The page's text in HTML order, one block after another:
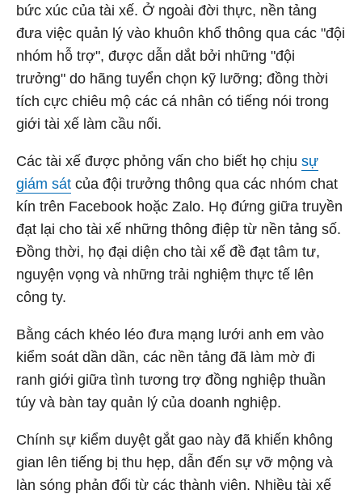
bức xúc của tài xế. Ở ngoài đời thực, nền tảng
đưa việc quản lý vào khuôn khổ thông qua các "đội
nhóm hỗ trợ", được dẫn dắt bởi những "đội
trưởng" do hãng tuyển chọn kỹ lưỡng; đồng thời
tích cực chiêu mộ các cá nhân có tiếng nói trong
giới tài xế làm cầu nối.
Các tài xế được phỏng vấn cho biết họ chịu sự
giám sát của đội trưởng thông qua các nhóm chat
kín trên Facebook hoặc Zalo. Họ đứng giữa truyền
đạt lại cho tài xế những thông điệp từ nền tảng số.
Đồng thời, họ đại diện cho tài xế đề đạt tâm tư,
nguyện vọng và những trải nghiệm thực tế lên
công ty.
Bằng cách khéo léo đưa mạng lưới anh em vào
kiểm soát dần dần, các nền tảng đã làm mờ đi
ranh giới giữa tình tương trợ đồng nghiệp thuần
túy và bàn tay quản lý của doanh nghiệp.
Chính sự kiểm duyệt gắt gao này đã khiến không
gian lên tiếng bị thu hẹp, dẫn đến sự vỡ mộng và
làn sóng phản đối từ các thành viên. Nhiều tài xế